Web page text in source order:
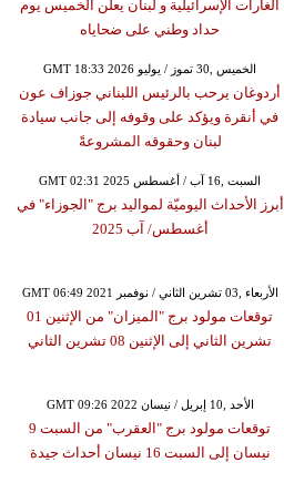
الغارات الإسرائيلية و لبنان يعلن الخميس يوم
حداد وطني على ضحاياه
GMT 18:33 2026 الخميس ,30 تموز / يوليو
أردوغان يرحب بالرئيس اللبناني جوزاف عون
في أنقرة ويؤكد على وقوفه إلى جانب سيادة
لبنان وحقوقه المشروعةً
GMT 02:31 2025 السبت ,16 آب / أغسطس
أبرز الأحداث اليوميّة لمواليد برج "الجوزاء" في
أغسطس/ آب 2025
GMT 06:49 2021 الأربعاء ,03 تشرين الثاني / نوفمبر
توقعات مولود برج "الميزان" من الإثنين 01
تشرين الثاني إلى الإثنين 08 تشرين الثاني
GMT 09:26 2022 الأحد ,10 إبريل / نيسان
توقعات مولود برج "العقرب" من السبت 9
نيسان إلى السبت 16 نيسان أحداث جيدة